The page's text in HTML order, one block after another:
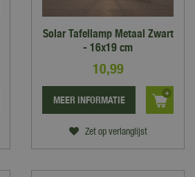
Solar Tafellamp Metaal Zwart
- 16x19 cm
10,99
Zet op verlanglijst
MEER INFORMATIE